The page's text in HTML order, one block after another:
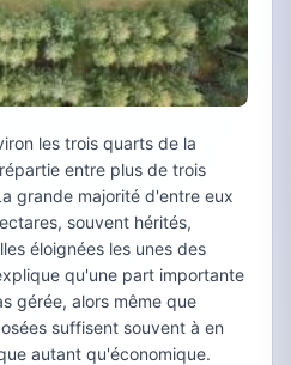
les trois quarts de la
entre plus de trois
grande majorité d'entre eux
souvent hérités,
éloignées les unes des
qu'une part importante
gérée, alors même que
suffisent souvent à en
autant qu'économique.